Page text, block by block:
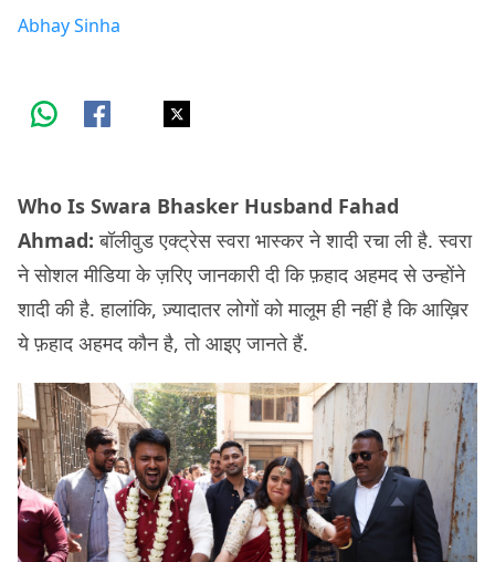
Abhay Sinha
Who Is Swara Bhasker Husband Fahad
Ahmad:बॉलीवुड एक्ट्रेस स्वरा भास्कर ने शादी रचा ली है. स्वरा
ने सोशल मीडिया के ज़रिए जानकारी दी कि फ़हाद अहमद से उन्होंने
शादी की है. हालांकि, ज़्यादातर लोगों को मालूम ही नहीं है कि आख़िर
ये फ़हाद अहमद कौन है, तो आइए जानते हैं.